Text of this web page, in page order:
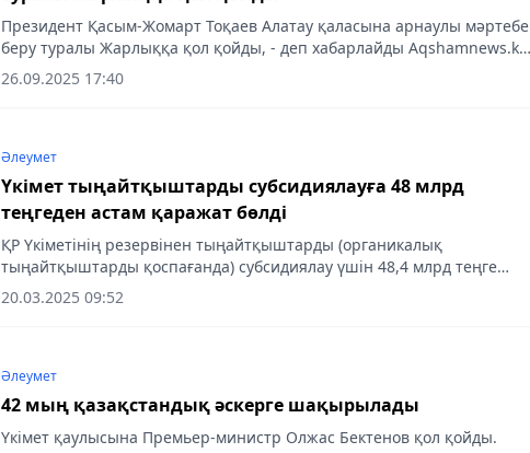
Президент Қасым-Жомарт Тоқаев Алатау қаласына арнаулы мәртебе
беру туралы Жарлыққа қол қойды, - деп хабарлайды Аqshamnews.kz
тілшісі.
26.09.2025 17:40
Әлеумет
Үкімет тыңайтқыштарды субсидиялауға 48 млрд
теңгеден астам қаражат бөлді
ҚР Үкіметінің резервінен тыңайтқыштарды (органикалық
тыңайтқыштарды қоспағанда) субсидиялау үшін 48,4 млрд теңге
бөлінді. Премьер-министр Олжас Бектенов тиісті қаулыға қол қойды,
деп хабарлайды...
20.03.2025 09:52
Әлеумет
42 мың қазақстандық әскерге шақырылады
Үкімет қаулысына Премьер-министр Олжас Бектенов қол қойды.